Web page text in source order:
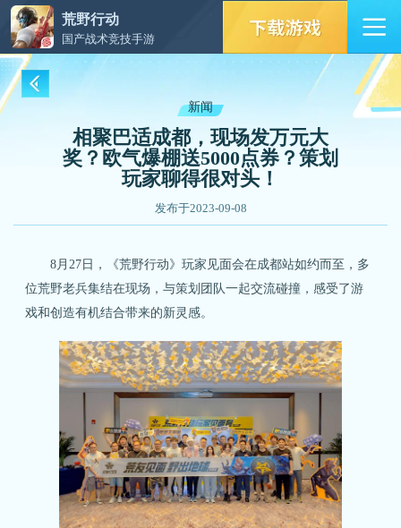
新闻
相聚巴适成都，现场发万元大
奖？欧气爆棚送5000点券？策划
玩家聊得很对头！
发布于2023-09-08
8月27日，《荒野行动》玩家见面会在成都站如约而至，多
位荒野老兵集结在现场，与策划团队一起交流碰撞，感受了游
戏和创造有机结合带来的新灵感。
荒野行动
国产战术竞技手游